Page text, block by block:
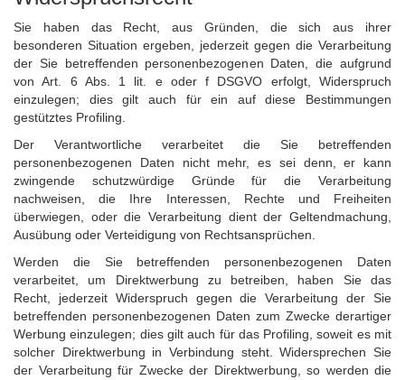
Sie haben das Recht, aus Gründen, die sich aus ihrer
besonderen Situation ergeben, jederzeit gegen die Verarbeitung
der Sie betreffenden personenbezogenen Daten, die aufgrund
von Art. 6 Abs. 1 lit. e oder f DSGVO erfolgt, Widerspruch
einzulegen; dies gilt auch für ein auf diese Bestimmungen
gestütztes Profiling.
Der Verantwortliche verarbeitet die Sie betreffenden
personenbezogenen Daten nicht mehr, es sei denn, er kann
zwingende schutzwürdige Gründe für die Verarbeitung
nachweisen, die Ihre Interessen, Rechte und Freiheiten
überwiegen, oder die Verarbeitung dient der Geltendmachung,
Ausübung oder Verteidigung von Rechtsansprüchen.
Werden die Sie betreffenden personenbezogenen Daten
verarbeitet, um Direktwerbung zu betreiben, haben Sie das
Recht, jederzeit Widerspruch gegen die Verarbeitung der Sie
betreffenden personenbezogenen Daten zum Zwecke derartiger
Werbung einzulegen; dies gilt auch für das Profiling, soweit es mit
solcher Direktwerbung in Verbindung steht. Widersprechen Sie
der Verarbeitung für Zwecke der Direktwerbung, so werden die